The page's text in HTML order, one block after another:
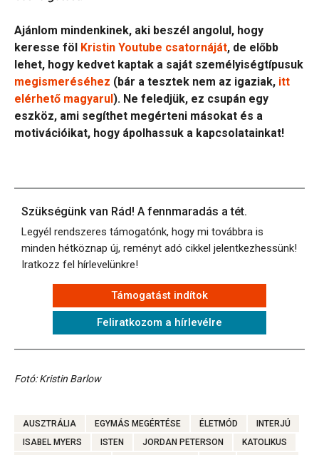
Ajánlom mindenkinek, aki beszél angolul, hogy
keresse föl Kristin Youtube csatornáját, de előbb
lehet, hogy kedvet kaptak a saját személyiségtípusuk
megismeréséhez (bár a tesztek nem az igaziak, itt
elérhető magyarul). Ne feledjük, ez csupán egy
eszköz, ami segíthet megérteni másokat és a
motivációikat, hogy ápolhassuk a kapcsolatainkat!
Szükségünk van Rád! A fennmaradás a tét.
Legyél rendszeres támogatónk, hogy mi továbbra is
minden hétköznap új, reményt adó cikkel jelentkezhessünk!
Iratkozz fel hírlevelünkre!
Támogatást indítok
Feliratkozom a hírlevélre
Fotó: Kristin Barlow
AUSZTRÁLIA EGYMÁS MEGÉRTÉSE ÉLETMÓD
INTERJÚ
ISABEL MYERS
ISTEN JORDAN PETERSON
KATOLIKUS